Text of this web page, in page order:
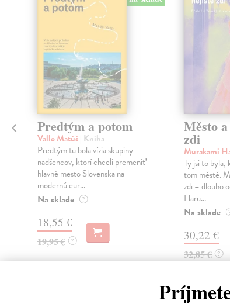
Predtým a potom
Vallo Matúš| Kniha
Predtým tu bola vízia skupiny
nadšencov, ktorí chceli premeniť
hlavné mesto Slovenska na
modernú eur...
Na sklade ?
18,55 €
19,95 € ?
Město
zdi
Murakami
Ty jsi to byla,
tom městě.
zdi – dlouho
Haru...
Na sklade
30,22 €
32,85 € ?